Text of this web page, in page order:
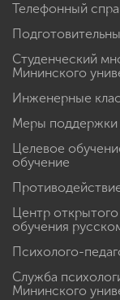
Телефонный
Студенческий
Мининского
Инженерные
Меры поддержки
Целевое
обучение
Центр
обучения
Психолого-
Служба
Мининского